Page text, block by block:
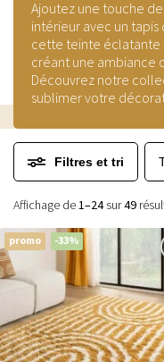
Ajoutez une touche
intérieur avec un
cette teinte éclatante
créant une ambiance
Découvrez notre
sublimer votre
Filtres et tri
Affichage de1–24sur49
promo -33%